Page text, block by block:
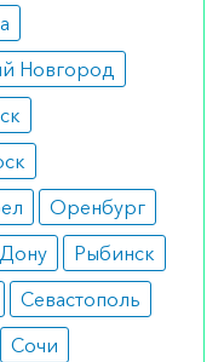
беременности.
на наличие
терапии.
слабость
температура
Новгород
Оренбург
Рыбинск
Севастополь
Сочи